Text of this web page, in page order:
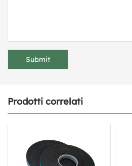
Prodotti correlati